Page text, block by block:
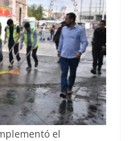
el